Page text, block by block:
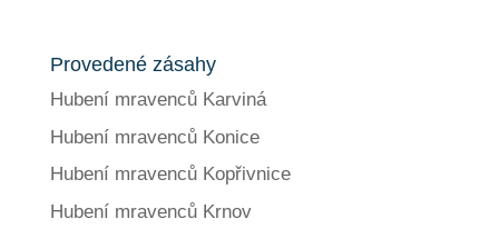
Provedené zásahy
Hubení mravenců Karviná
Hubení mravenců Konice
Hubení mravenců Kopřivnice
Hubení mravenců Krnov